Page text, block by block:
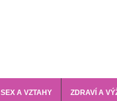
SEX A VZTAHY ZDRAVÍ A